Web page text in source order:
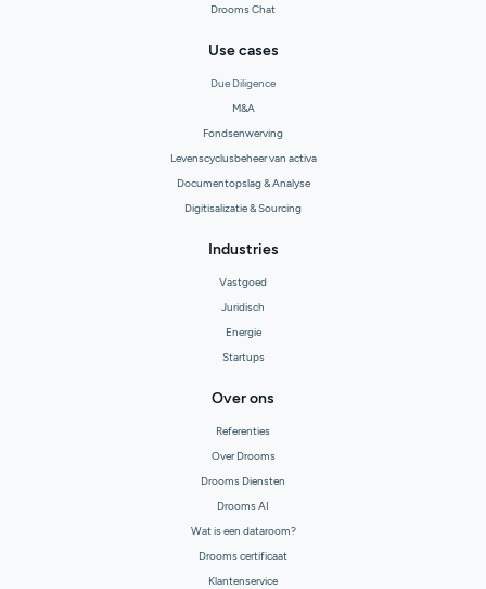
Drooms Chat
Use cases
Due Diligence
M&A
Fondsenwerving
Levenscyclusbeheer van activa
Documentopslag & Analyse
Digitisalizatie & Sourcing
Industries
Vastgoed
Juridisch
Energie
Startups
Over ons
Referenties
Over Drooms
Drooms Diensten
Drooms AI
Wat is een dataroom?
Drooms certificaat
Klantenservice